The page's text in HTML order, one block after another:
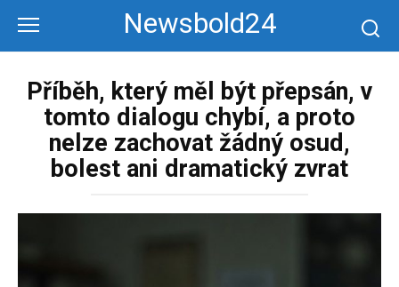
контенту
Newsbold24
Příběh, který měl být přepsán, v
tomto dialogu chybí, a proto
nelze zachovat žádný osud,
bolest ani dramatický zvrat